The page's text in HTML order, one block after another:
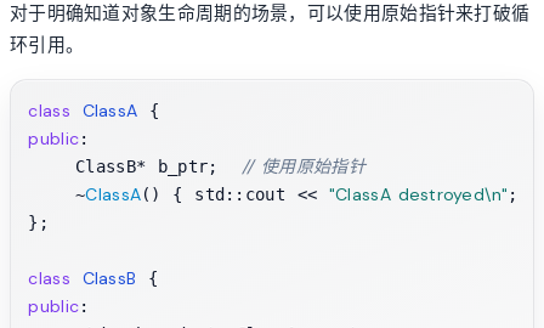
对于明确知道对象生命周期的场景，可以使用原始指针来打破循
环引用。
class ClassA
public:
    ClassB* b_ptr;
// 使用原始指针
    ~
ClassA() { std::cout << "ClassA destroyed\n" ; }
};
class ClassB
public: